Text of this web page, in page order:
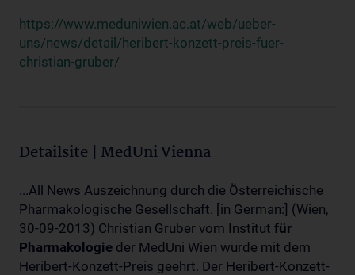
https://www.meduniwien.ac.at/web/ueber-
uns/news/detail/heribert-konzett-preis-fuer-
christian-gruber/
Detailsite | MedUni Vienna
...All News Auszeichnung durch die Österreichische
Pharmakologische Gesellschaft. [in German:] (Wien,
30-09-2013) Christian Gruber vom Institut für
Pharmakologie der MedUni Wien wurde mit dem
Heribert-Konzett-Preis geehrt. Der Heribert-Konzett-